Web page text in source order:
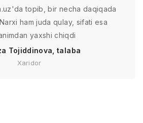
topib, bir necha daqiqada
ham juda qulay, sifati esa
yaxshi chiqdi
Tojiddinova, talaba
Xaridor